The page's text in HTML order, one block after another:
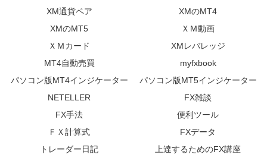
XM通貨ペア
XMのMT4
XMのMT5
ＸＭ動画
ＸＭカード
XMレバレッジ
MT4自動売買
myfxbook
パソコン版MT4インジケーター
パソコン版MT5インジケーター
NETELLER
FX雑談
FX手法
便利ツール
ＦＸ計算式
FXデータ
トレーダー日記
上達するためのFX講座